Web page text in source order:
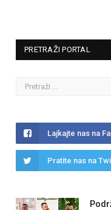
PRETRAŽI PORTAL
Lajkajte nas na
Pratite nas na